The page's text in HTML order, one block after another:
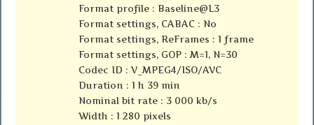
Format profile : Baseline@L3
Format settings, CABAC : No
Format settings, ReFrames : 1 frame
Format settings, GOP : M=1, N=30
Codec ID : V_MPEG4/ISO/AVC
Duration : 1 h 39 min
Nominal bit rate : 3 000 kb/s
Width : 1 280 pixels